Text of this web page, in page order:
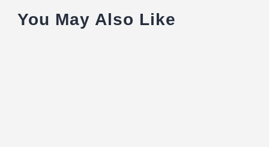
You May Also Like